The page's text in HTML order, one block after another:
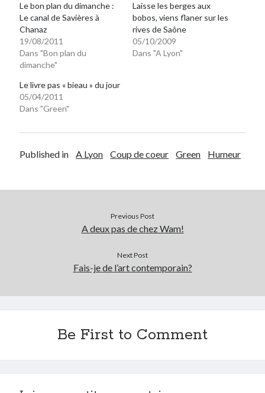
Humeur
Lectures
Lyon
Lyon à Livre Ouvert
Mini-monsieur
Non classé
Parole de Follower
Patchwork
Proust
Le bon plan du dimanche :
Le canal de Savières à
Chanaz
19/08/2011
Dans "Bon plan du
dimanche"
Laisse les berges aux
bobos, viens flaner sur les
rives de Saône
05/10/2009
Dans "A Lyon"
Le livre pas « bieau » du jour
05/04/2011
Dans "Green"
Published in A Lyon Coup de coeur Green Humeur
Previous Post
A deux pas de chez Wam!
Next Post
Fais-je de l’art contemporain?
Be First to Comment